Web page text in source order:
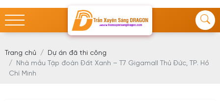
Trang chủ
Dự án đã thi công
Nhà mẫu Tập đoàn Đất Xanh – T7 Gigamall Thủ Đức, TP. Hồ
Chí Minh